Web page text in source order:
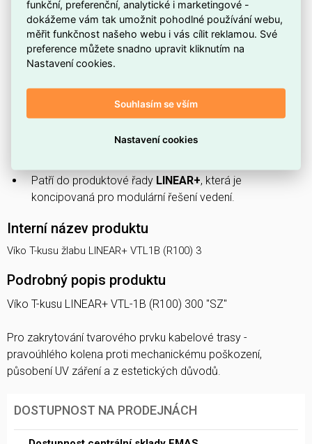
kabelových kanálů.
Je vhodné prokabelový kanál , takže dobře kryje a
chrání vedení.
Není vhodné prokabelový žebřík
oceli, nabízí odolnou mechanickou
ochranu.
zacvakávací, což umožňuje rychlou
Patří do produktové řady LINEAR+, která je
koncipovaná pro modulární řešení vedení.
Interní název produktu
Víko T-kusu žlabu LINEAR+ VTL1B (R100) 3
Podrobný popis produktu
Víko T-kusu LINEAR+ VTL-1B (R100) 300 "SZ"
Pro zakrytování tvarového prvku kabelové trasy -
pravoúhlého kolena proti mechanickému poškození,
působení UV záření a z estetických důvodů.
DOSTUPNOST NA PRODEJNÁCH
funkční, preferenční, analytické i marketingové -
dokážeme vám tak umožnit pohodlné používání webu,
měřit funkčnost našeho webu i vás cílit reklamou. Své
preference můžete snadno upravit kliknutím na
Nastavení cookies.
Souhlasím se vším
Nastavení cookies